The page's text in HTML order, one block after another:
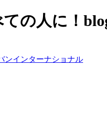
の人に！
ンインターナショナル